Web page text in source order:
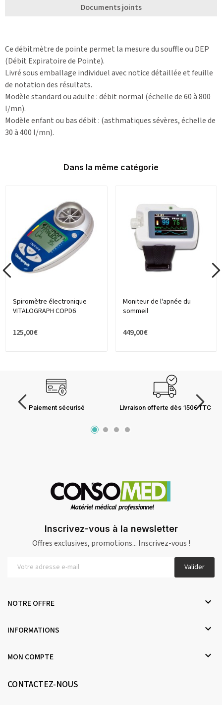
Documents joints
Ce débitmètre de pointe permet la mesure du souffle ou DEP
(Débit Expiratoire de Pointe).
Livré sous emballage individuel avec notice détaillée et feuille
de notation des résultats.
Modèle standard ou adulte : débit normal (échelle de 60 à 800
l/mn).
Modèle enfant ou bas débit : (asthmatiques sévères, échelle de
30 à 400 l/mn).
Dans la même catégorie
Spiromètre électronique
VITALOGRAPH COPD6
125,00 €
Moniteur de l'apnée du
sommeil
449,00 €
Paiement sécurisé Livraison offerte dès 150€ TTC
Inscrivez-vous à la newsletter
Offres exclusives, promotions... Inscrivez-vous !
Valider
NOTRE OFFRE 
INFORMATIONS 
MON COMPTE 
CONTACTEZ-NOUS